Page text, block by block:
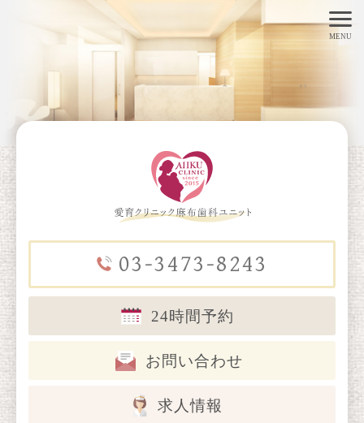
MENU
03-3473-8243
24時間予約
お問い合わせ
求人情報